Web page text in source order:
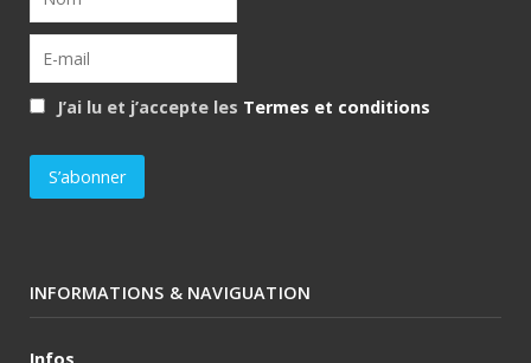
J’ai lu et j’accepte les Termes et conditions
INFORMATIONS & NAVIGUATION